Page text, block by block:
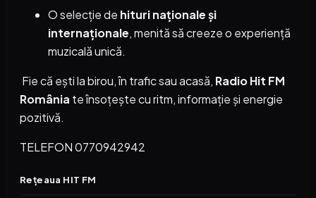
O selecție de hituri naționale și
internaționale, menită să creeze o experiență
muzicală unică.
Fie că ești la birou, în trafic sau acasă, Radio Hit FM
România te însoțește cu ritm, informație și energie
pozitivă.
TELEFON 0770942942
Rețeaua HIT FM